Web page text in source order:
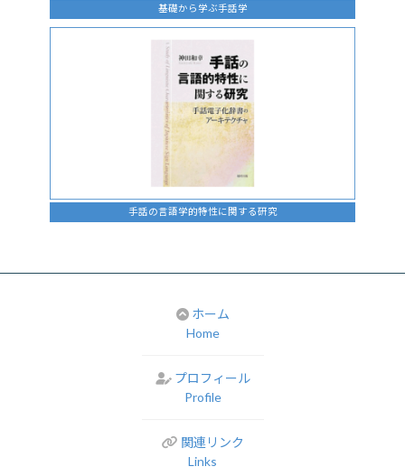
基礎から学ぶ手話学
手話の言語学的特性に関する研究
ホーム
Home
プロフィール
Profile
関連リンク
Links